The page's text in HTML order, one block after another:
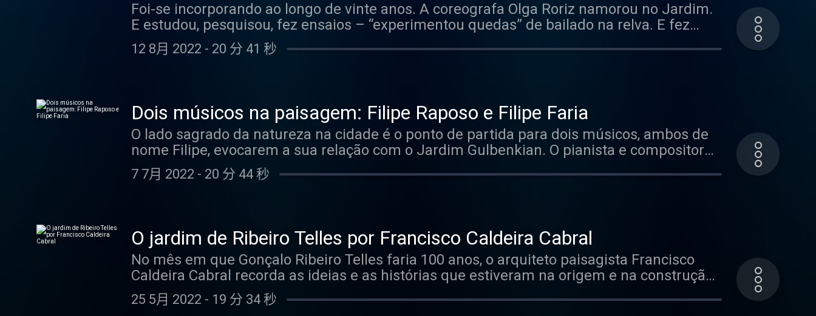
Foi-se incorporando ao longo de vinte anos. A coreografa Olga Roriz namorou no Jardim.
E estudou, pesquisou, fez ensaios – “experimentou quedas” de bailado na relva. E fez
espetáculos. Passeou com a filha. Traz amigos a conhecê-lo e no Jardim descansa, por
vezes. A coreografa e antiga bailarina do Ballet Gulbenkian guarda do Jardim para si, em
12 8月 2022 - 20 分 41 秒
Dois músicos na paisagem: Filipe Raposo e Filipe Faria
O lado sagrado da natureza na cidade é o ponto de partida para dois músicos, ambos de
nome Filipe, evocarem a sua relação com o Jardim Gulbenkian. O pianista e compositor
Filipe Raposo sublinha a vista de jardim através da grande janela do Grande Auditório,
enquanto Filipe Faria, antigo membro do Coro Gulbenkian, conta memórias de infância e
7 7月 2022 - 20 分 44 秒
O jardim de Ribeiro Telles por Francisco Caldeira Cabral
No mês em que Gonçalo Ribeiro Telles faria 100 anos, o arquiteto paisagista Francisco
Caldeira Cabral recorda as ideias e as histórias que estiveram na origem e na construção
do Jardim Gulbenkian. Um passeio pelo passado e um vislumbre do que será o futuro
Jardim, acompanhado ao piano por Joana Gama. Hosted on Acast. See acast.com/privacy
25 5月 2022 - 19 分 34 秒